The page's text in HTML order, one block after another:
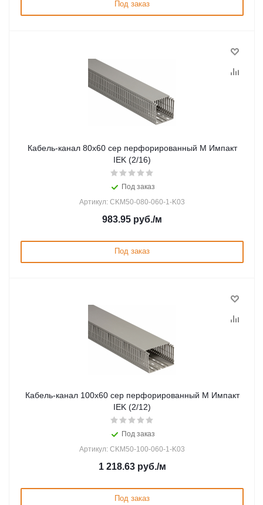
Под заказ
Кабель-канал 80х60 сер перфорированный М Импакт
IEK (2/16)
Под заказ
Артикул: CKM50-080-060-1-K03
983.95 руб./м
Под заказ
Кабель-канал 100х60 сер перфорированный М Импакт
IEK (2/12)
Под заказ
Артикул: CKM50-100-060-1-K03
1 218.63руб./м
Под заказ